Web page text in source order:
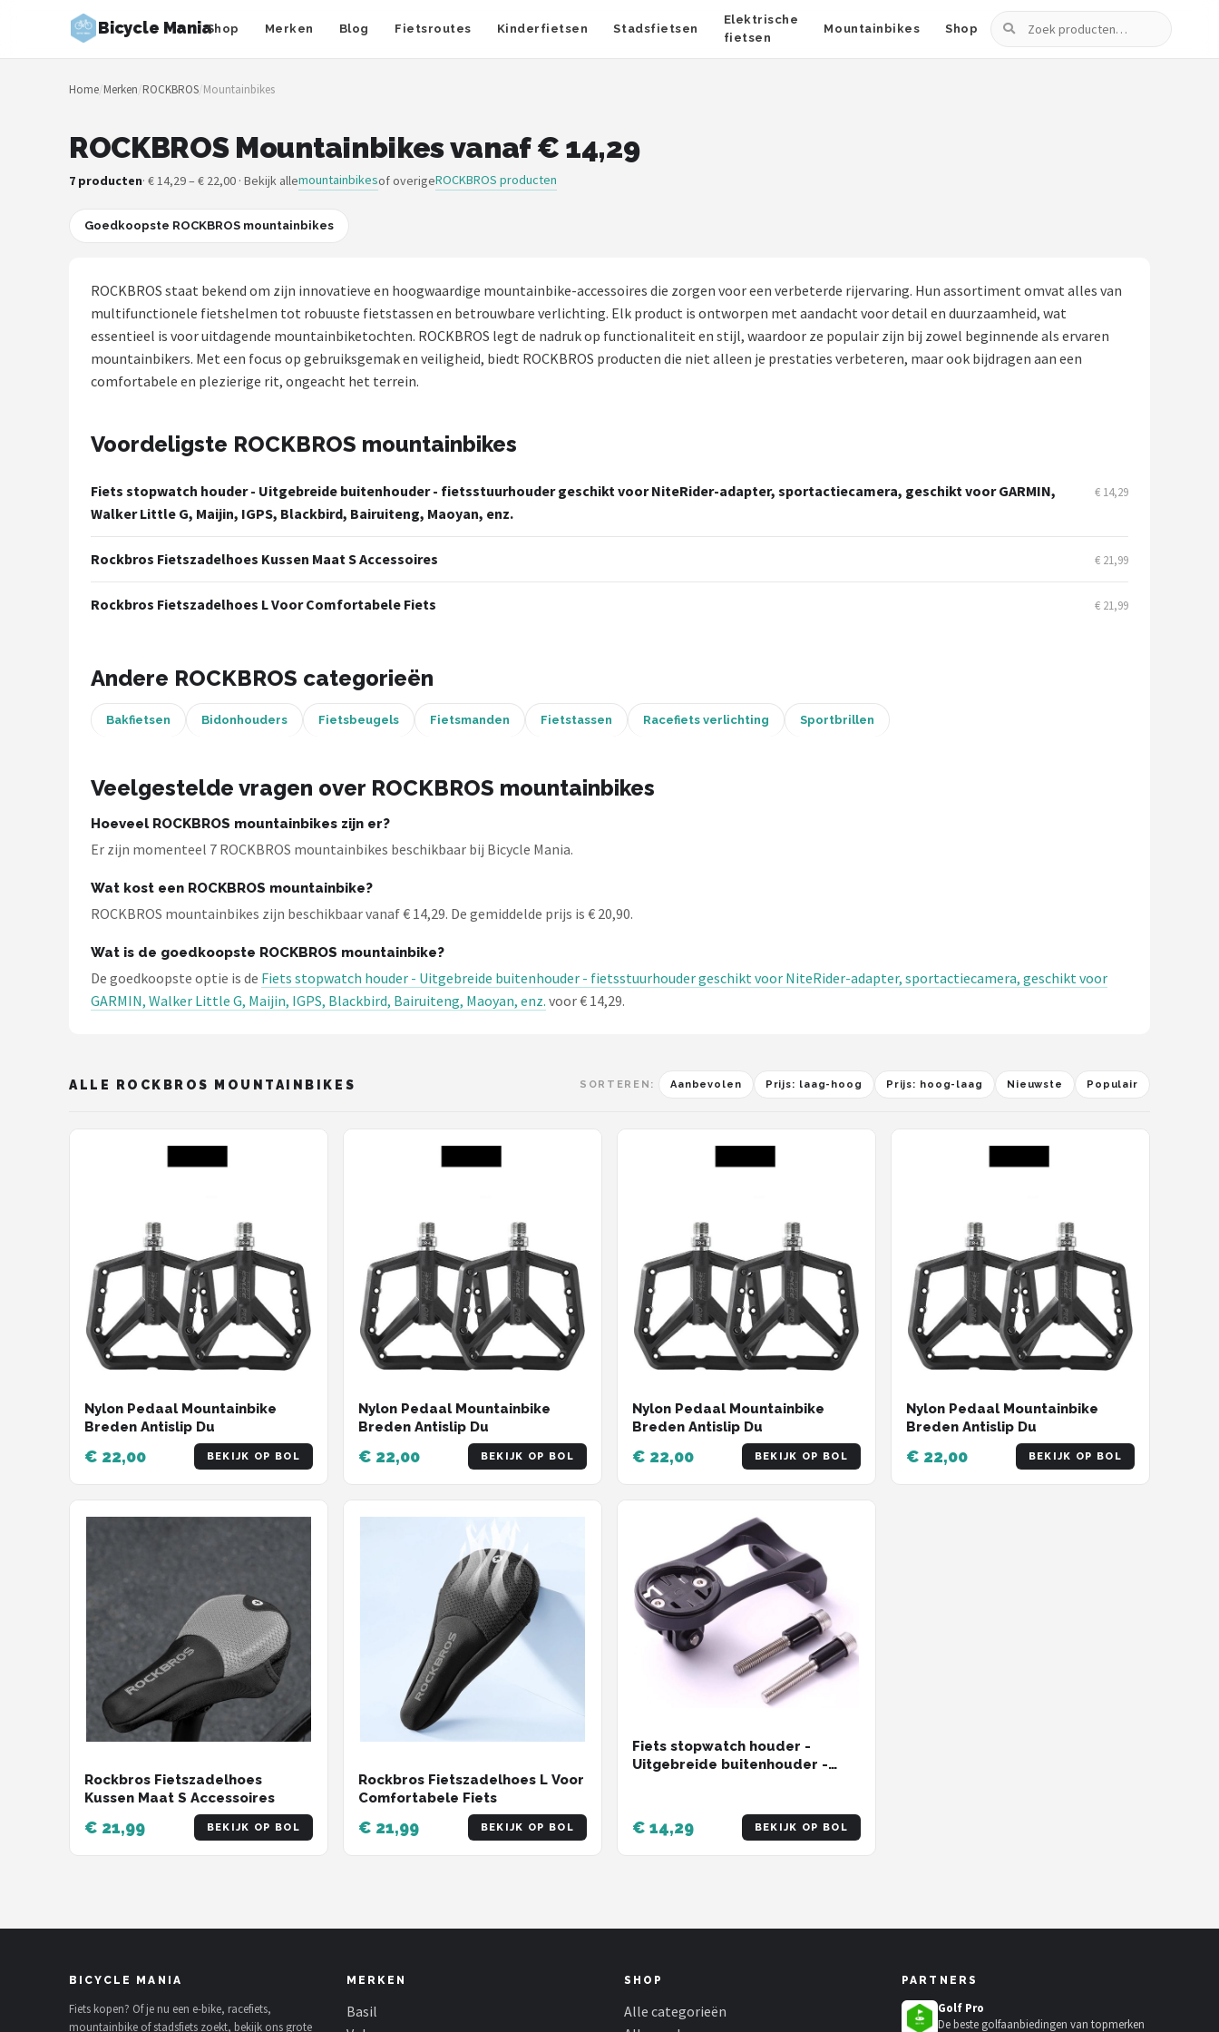
Bicycle ManiaShop Merken Blog Fietsroutes Kinderfietsen Stadsfietsen
Elektrische
fietsen
Mountainbikes Shop
Zoeken
Zoeken
NAVIGATIE
Merken
Kinderfietsen
Stadsfietsen
Mountainbikes
POPULAIRE MERKEN
New Looxs
Schwalbe
Shimano
Alle merken →
Home/Merken/ROCKBROS/Mountainbikes
ROCKBROS Mountainbikes vanaf € 14,29
7 producten· € 14,29 – € 22,00 · Bekijk allemountainbikesof overigeROCKBROS producten
Goedkoopste ROCKBROS mountainbikes
ROCKBROS staat bekend om zijn innovatieve en hoogwaardige mountainbike-accessoires die zorgen voor een verbeterde rijervaring. Hun assortiment omvat alles van
multifunctionele fietshelmen tot robuuste fietstassen en betrouwbare verlichting. Elk product is ontworpen met aandacht voor detail en duurzaamheid, wat
essentieel is voor uitdagende mountainbiketochten. ROCKBROS legt de nadruk op functionaliteit en stijl, waardoor ze populair zijn bij zowel beginnende als ervaren
mountainbikers. Met een focus op gebruiksgemak en veiligheid, biedt ROCKBROS producten die niet alleen je prestaties verbeteren, maar ook bijdragen aan een
comfortabele en plezierige rit, ongeacht het terrein.
Voordeligste ROCKBROS mountainbikes
Fiets stopwatch houder - Uitgebreide buitenhouder - fietsstuurhouder geschikt voor NiteRider-adapter, sportactiecamera, geschikt voor GARMIN,
Walker Little G, Maijin, IGPS, Blackbird, Bairuiteng, Maoyan, enz.
€ 14,29
Rockbros Fietszadelhoes Kussen Maat S Accessoires € 21,99
Rockbros Fietszadelhoes L Voor Comfortabele Fiets € 21,99
Andere ROCKBROS categorieën
Bakfietsen Bidonhouders Fietsbeugels Fietsmanden Fietstassen Racefiets verlichting Sportbrillen
Veelgestelde vragen over ROCKBROS mountainbikes
Hoeveel ROCKBROS mountainbikes zijn er?
Er zijn momenteel 7 ROCKBROS mountainbikes beschikbaar bij Bicycle Mania.
Wat kost een ROCKBROS mountainbike?
ROCKBROS mountainbikes zijn beschikbaar vanaf € 14,29. De gemiddelde prijs is € 20,90.
Wat is de goedkoopste ROCKBROS mountainbike?
De goedkoopste optie is de Fiets stopwatch houder - Uitgebreide buitenhouder - fietsstuurhouder geschikt voor NiteRider-adapter, sportactiecamera, geschikt voor
GARMIN, Walker Little G, Maijin, IGPS, Blackbird, Bairuiteng, Maoyan, enz. voor € 14,29.
ALLE ROCKBROS MOUNTAINBIKES SORTEREN: Aanbevolen Prijs: laag-hoog Prijs: hoog-laag Nieuwste Populair
Nylon Pedaal Mountainbike
Breden Antislip Du
€ 22,00 BEKIJK OP BOL
Nylon Pedaal Mountainbike
Breden Antislip Du
€ 22,00 BEKIJK OP BOL
Nylon Pedaal Mountainbike
Breden Antislip Du
€ 22,00 BEKIJK OP BOL
Nylon Pedaal Mountainbike
Breden Antislip Du
€ 22,00 BEKIJK OP BOL
Rockbros Fietszadelhoes
Kussen Maat S Accessoires
€ 21,99 BEKIJK OP BOL
Rockbros Fietszadelhoes L Voor
Comfortabele Fiets
€ 21,99 BEKIJK OP BOL
Fiets stopwatch houder -
Uitgebreide buitenhouder -
sportactiecamera, geschikt
voor GARMIN, Walker Little G,
Maijin, IGPS, Blackbird,
€ 14,29 BEKIJK OP BOL
BICYCLE MANIA
Fiets kopen? Of je nu een e-bike, racefiets,
mountainbike of stadsfiets zoekt, bekijk ons grote
MERKEN
Basil
SHOP
Alle categorieën
PARTNERS
Golf Pro
De beste golfaanbiedingen van topmerken